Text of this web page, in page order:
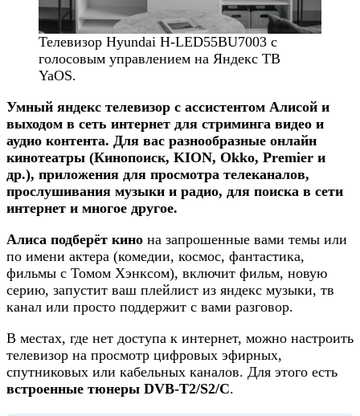
Телевизор Hyundai H-LED55BU7003 с
голосовым управлением на Яндекс ТВ
YaOS.
Умный яндекс телевизор с ассистентом Алисой и
выходом в сеть интернет для стриминга видео и
аудио контента. Для вас разнообразные онлайн
кинотеатры (Кинопоиск, KION, Okko, Premier и
др.), приложения для просмотра телеканалов,
прослушивания музыки и радио, для поиска в сети
интернет и многое другое.
Алиса подберёт кино на запрошенные вами темы или
по имени актера (комедии, космос, фантастика,
фильмы с Томом Хэнксом), включит фильм, новую
серию, запустит ваш плейлист из яндекс музыки, тв
канал или просто поддержит с вами разговор.
В местах, где нет доступа к интернет, можно настроить
телевизор на просмотр цифровых эфирных,
спутниковых или кабельных каналов. Для этого есть
встроенные тюнеры DVB-T2/S2/C.